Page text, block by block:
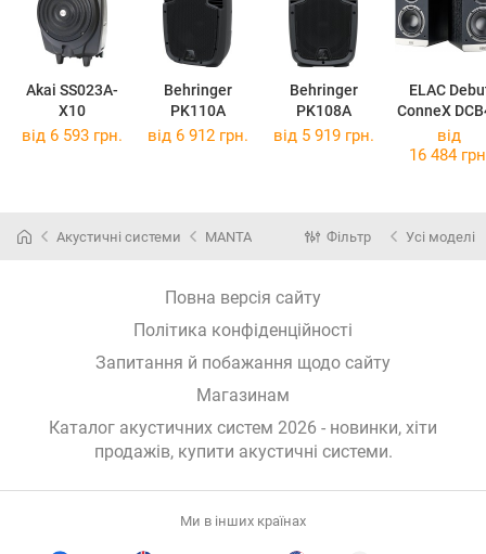
Akai SS023A-
X10
Behringer
PK110A
Behringer
PK108A
ELAC
ConneX
від 6 593 грн. від 6 912 грн. від 5 919 грн.
від
16 484
Акустичні системи MANTA Фільтр Усі моделі
Повна версія сайту
Політика конфіденційності
Запитання й побажання щодо сайту
Магазинам
Каталог акустичних систем 2026 - новинки, хіти
продажів, купити акустичні системи.
Ми в інших країнах